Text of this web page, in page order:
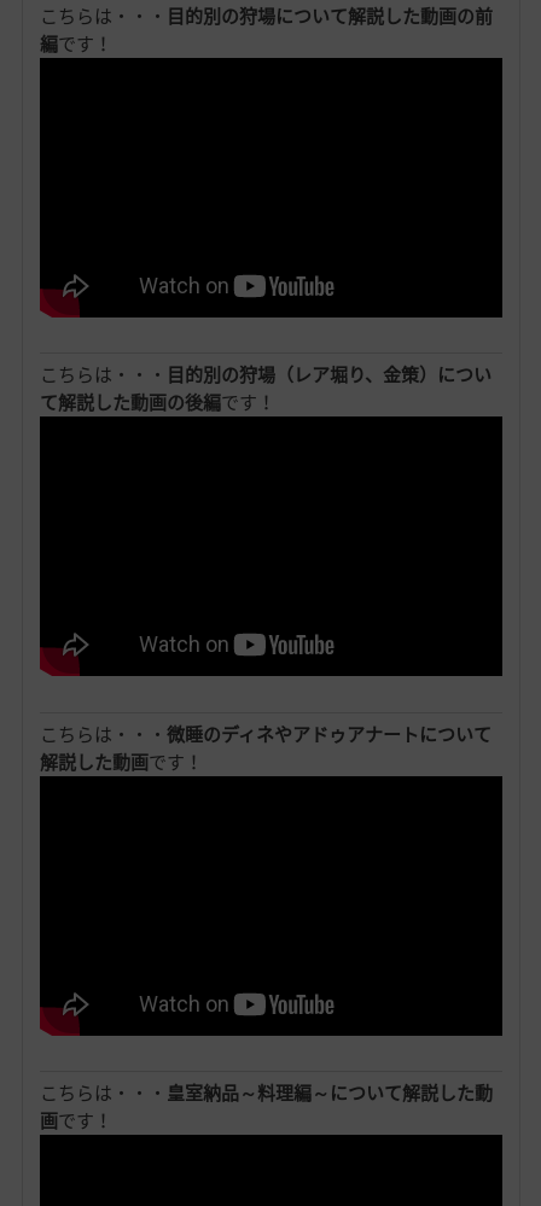
こちらは・・・ 目的別の狩場について解説した動画の前
編です！
こちらは・・・ 目的別の狩場（レア堀り、金策）につい
て解説した動画の後編です！
こちらは・・・ 微睡のディネやアドゥアナートについて
解説した動画です！
こちらは・・・ 皇室納品～料理編～について解説した動
画です！